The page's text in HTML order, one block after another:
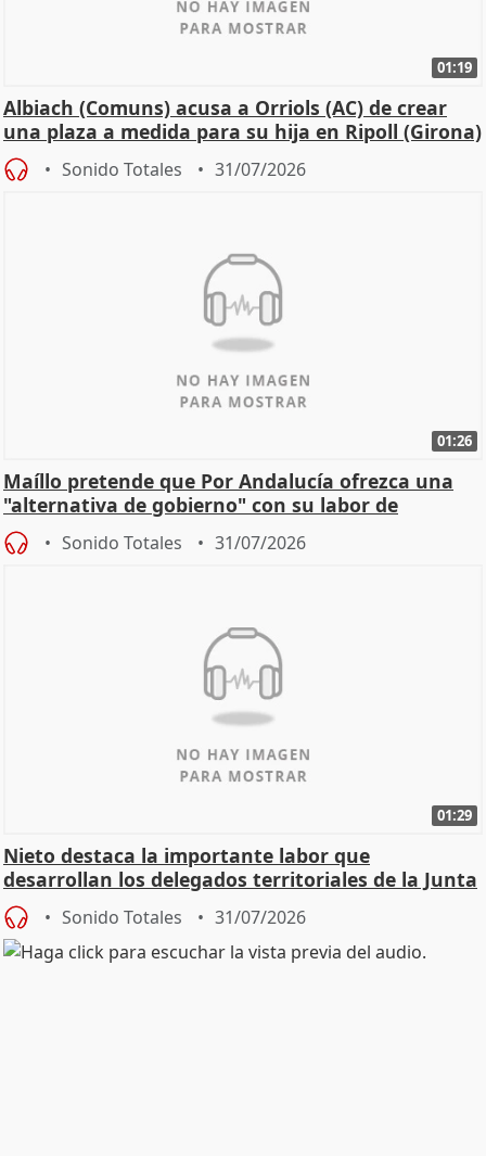
01:19
Albiach (Comuns) acusa a Orriols (AC) de crear
una plaza a medida para su hija en Ripoll (Girona)
Sonido Totales 31/07/2026
01:26
Maíllo pretende que Por Andalucía ofrezca una
"alternativa de gobierno" con su labor de
oposición
Sonido Totales 31/07/2026
01:29
Nieto destaca la importante labor que
desarrollan los delegados territoriales de la Junta
Sonido Totales 31/07/2026